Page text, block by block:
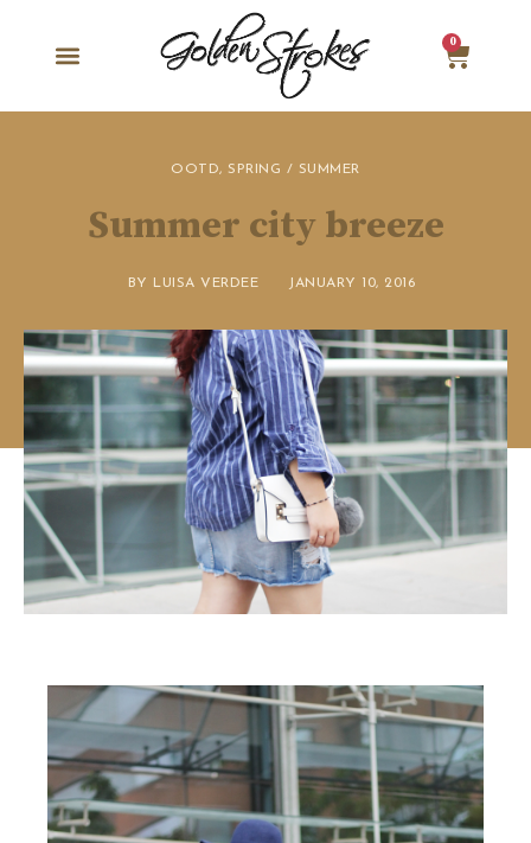
0
OOTD,SPRING / SUMMER
Summer city breeze
BY LUISA VERDEE JANUARY 10, 2016